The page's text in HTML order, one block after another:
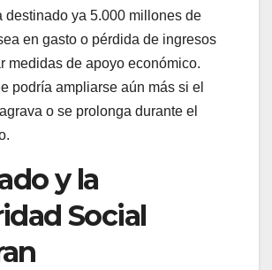
destinado ya 5.000 millones de
en gasto o pérdida de ingresos
medidas de apoyo económico.
podría ampliarse aún más si el
o se prolonga durante el
y la
Social